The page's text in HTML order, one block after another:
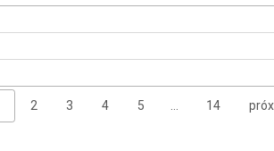
2 3 4 5 … 14